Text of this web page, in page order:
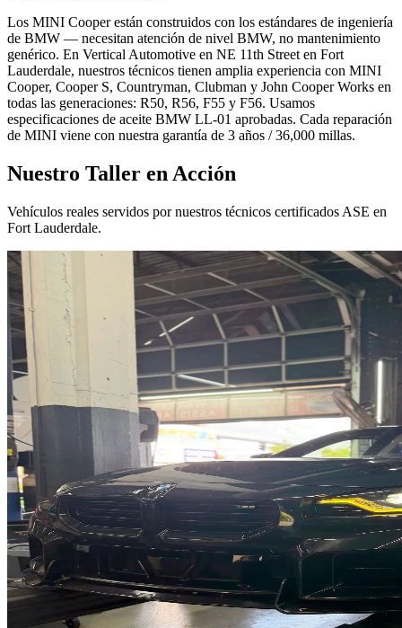
Los MINI Cooper están construidos con los estándares de ingeniería
de BMW — necesitan atención de nivel BMW, no mantenimiento
genérico. En Vertical Automotive en NE 11th Street en Fort
Lauderdale, nuestros técnicos tienen amplia experiencia con MINI
Cooper, Cooper S, Countryman, Clubman y John Cooper Works en
todas las generaciones: R50, R56, F55 y F56. Usamos
especificaciones de aceite BMW LL-01 aprobadas. Cada reparación
de MINI viene con nuestra garantía de 3 años / 36,000 millas.
Nuestro Taller en Acción
Vehículos reales servidos por nuestros técnicos certificados ASE en
Fort Lauderdale.